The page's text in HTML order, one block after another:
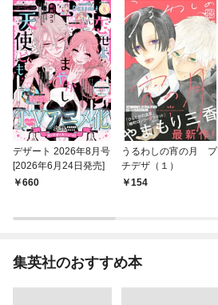
デザート 2026年8月号
[2026年6月24日発売]
660
うるわしの宵の月 プ
チデザ（１）
154
集英社のおすすめ本